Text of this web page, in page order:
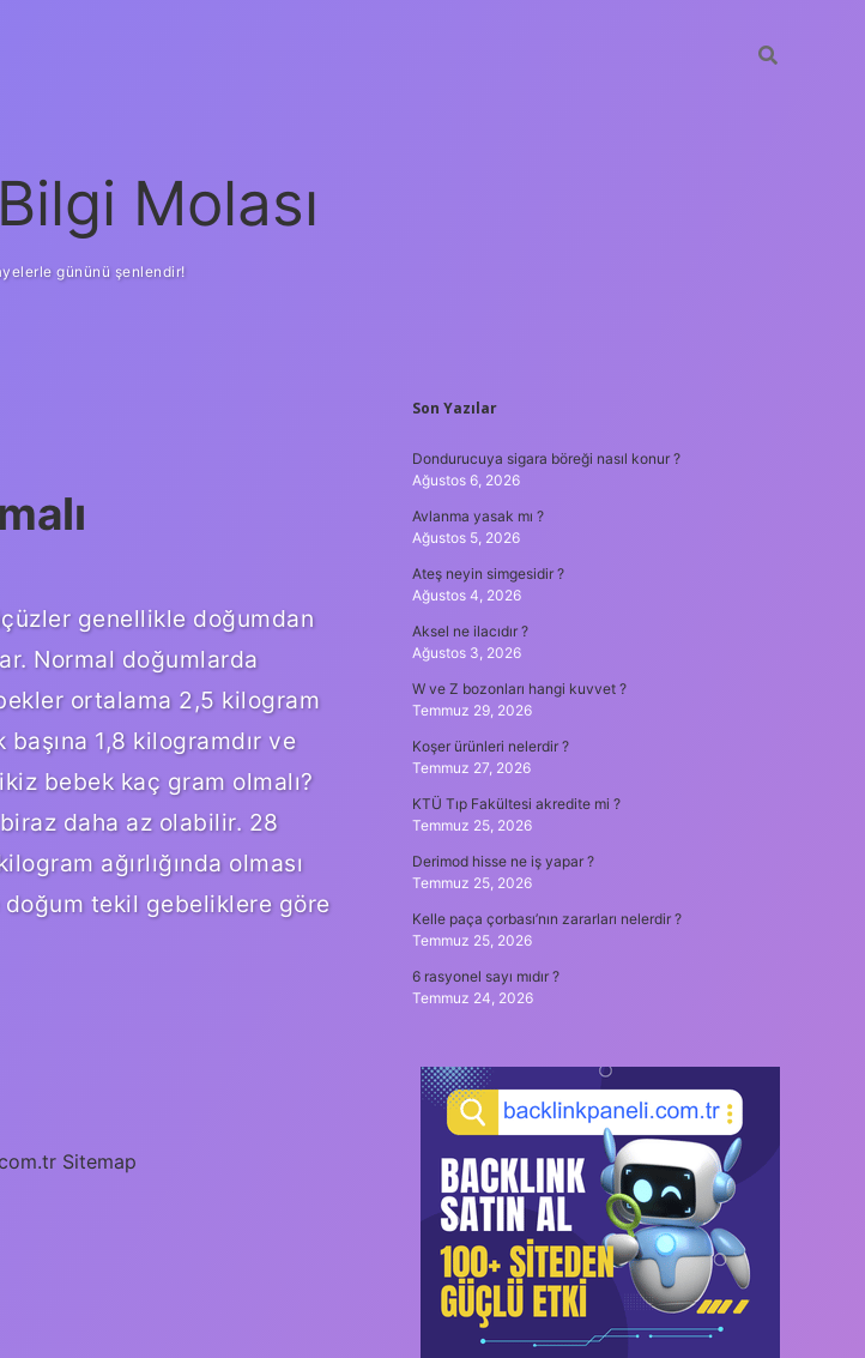
Molası
gününü şenlendir!
genellikle doğumdan
Normal doğumlarda
ortalama 2,5 kilogram
1,8 kilogramdır ve
bebek kaç gram olmalı?
biraz daha az olabilir. 28
ağırlığında olması
tekil gebeliklere göre
Sitemap
SIDEBAR
Son Yazılar
Dondurucuya sigara böreği nasıl konur ?
Ağustos 6, 2026
Avlanma yasak mı ?
Ağustos 5, 2026
Ateş neyin simgesidir ?
Ağustos 4, 2026
Aksel ne ilacıdır ?
Ağustos 3, 2026
W ve Z bozonları hangi kuvvet ?
Temmuz 29, 2026
Koşer ürünleri nelerdir ?
Temmuz 27, 2026
KTÜ Tıp Fakültesi akredite mi ?
Temmuz 25, 2026
Derimod hisse ne iş yapar ?
Temmuz 25, 2026
Kelle paça çorbası’nın zararları nelerdir ?
Temmuz 25, 2026
6 rasyonel sayı mıdır ?
Temmuz 24, 2026